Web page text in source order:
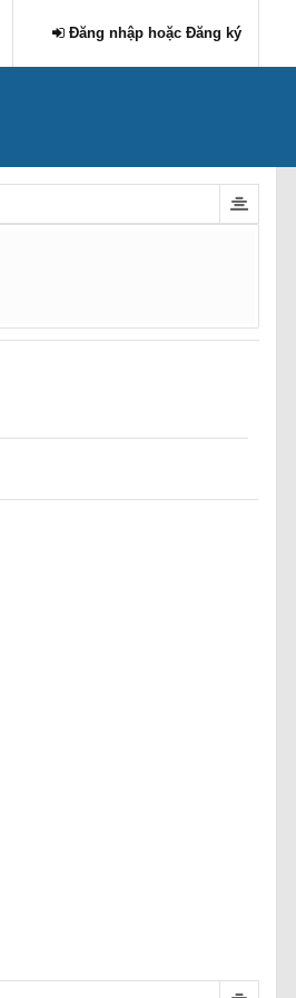
Đăng nhập hoặc Đăng ký